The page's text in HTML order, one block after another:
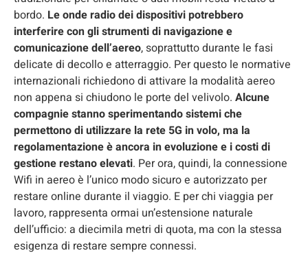
bordo. Le onde radio dei dispositivi potrebbero
interferire con gli strumenti di navigazione e
comunicazione dell’aereo, soprattutto durante le fasi
delicate di decollo e atterraggio. Per questo le normative
internazionali richiedono di attivare la modalità aereo
non appena si chiudono le porte del velivolo. Alcune
compagnie stanno sperimentando sistemi che
permettono di utilizzare la rete 5G in volo, ma la
regolamentazione è ancora in evoluzione e i costi di
gestione restano elevati. Per ora, quindi, la connessione
Wifi in aereo è l’unico modo sicuro e autorizzato per
restare online durante il viaggio. E per chi viaggia per
lavoro, rappresenta ormai un’estensione naturale
dell’ufficio: a diecimila metri di quota, ma con la stessa
esigenza di restare sempre connessi.